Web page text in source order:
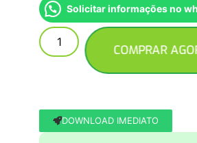
Solicitar informações no
COMPRAR
DOWNLOAD IMEDIATO